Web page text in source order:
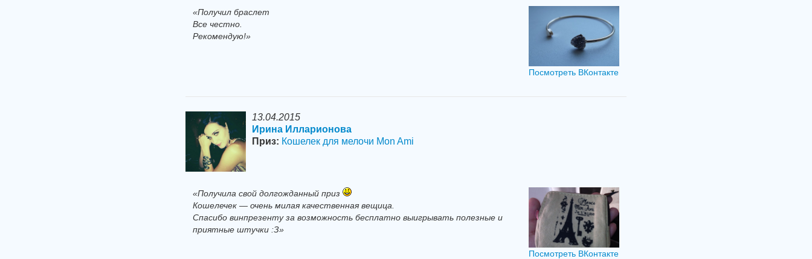
«Получил браслет
Все честно.
Рекомендую!»
Посмотреть ВКонтакте
13.04.2015
Ирина Илларионова
Приз: Кошелек для мелочи Mon Ami
«Получила свой долгожданный приз
Кошелечек — очень милая качественная вещица.
Спасибо винпрезенту за возможность бесплатно выигрывать полезные и
приятные штучки :З»
Посмотреть ВКонтакте